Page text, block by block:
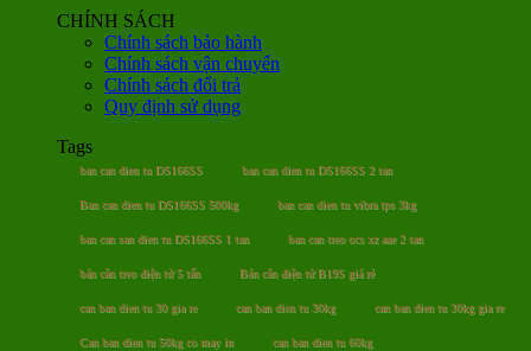
CHÍNH SÁCH
Chính sách bảo hành
Chính sách vận chuyển
Chính sách đổi trả
Quy định sử dụng
Tags
ban can dien tu DS166SS ban can dien tu DS166SS 2 tan
Ban can dien tu DS166SS 500kg ban can dien tu vibra tps 3kg
ban can san dien tu DS166SS 1 tan ban can treo ocs xz aae 2 tan
bán cân treo điện tử 5 tấn Bán cân điện tử B19S giá rẻ
can ban dien tu 30 gia re can ban dien tu 30kg can ban dien tu 30kg gia re
Can ban dien tu 50kg co may in can ban dien tu 60kg